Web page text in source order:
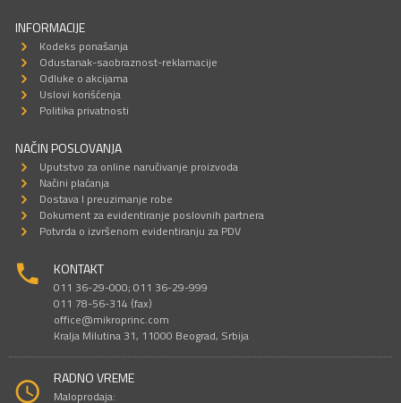
INFORMACIJE
Kodeks ponašanja
Odustanak-saobraznost-reklamacije
Odluke o akcijama
Uslovi korišćenja
Politika privatnosti
NAČIN POSLOVANJA
Uputstvo za online naručivanje proizvoda
Načini plaćanja
Dostava I preuzimanje robe
Dokument za evidentiranje poslovnih partnera
Potvrda o izvršenom evidentiranju za PDV
KONTAKT
011 36-29-000; 011 36-29-999
011 78-56-314 (fax)
office@mikroprinc.com
Kralja Milutina 31, 11000 Beograd, Srbija
RADNO VREME
Maloprodaja: